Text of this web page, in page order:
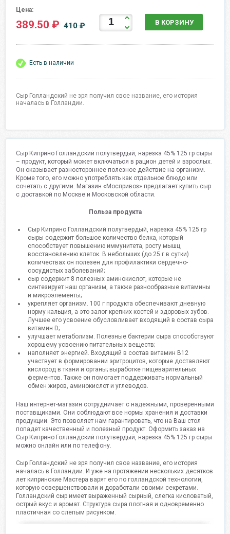
Цена:
389.50 ₽ 410 ₽ В КОРЗИНУ
Есть в наличии
Сыр Голландский не зря получил свое название, его история
началась в Голландии.
Сыр Киприно Голландский полутвердый, нарезка 45% 125 гр сыры
– продукт, который может включаться в рацион детей и взрослых.
Он оказывает разностороннее полезное действие на организм.
Кроме того, его можно употреблять как отдельное блюдо или
сочетать с другими. Магазин «Моспривоз» предлагает купить сыр
с доставкой по Москве и Московской области.
Польза продукта
Сыр Киприно Голландский полутвердый, нарезка 45% 125 гр
сыры содержит большое количество белка, который
способствует повышению иммунитета, росту мышц,
восстановлению клеток. В небольших (до 25 г в сутки)
количествах он полезен для профилактики сердечно-
сосудистых заболеваний;
сыр содержит 8 полезных аминокислот, которые не
синтезирует наш организм, а также разнообразные витамины
и микроэлементы;
укрепляет организм. 100 г продукта обеспечивают дневную
норму кальция, а это залог крепких костей и здоровых зубов.
Лучшее его усвоение обусловливает входящий в состав сыра
витамин D;
улучшает метаболизм. Полезные бактерии сыра способствуют
хорошему усвоению питательных веществ;
наполняет энергией. Входящий в состав витамин B12
участвует в формировании эритроцитов, которые доставляют
кислород в ткани и органы; выработке пищеварительных
ферментов. Также он помогает поддерживать нормальный
обмен жиров, аминокислот и углеводов.
Наш интернет-магазин сотрудничает с надежными, проверенными
поставщиками. Они соблюдают все нормы хранения и доставки
продукции. Это позволяет нам гарантировать, что на Ваш стол
попадет качественный и полезный продукт. Оформить заказ на
Сыр Киприно Голландский полутвердый, нарезка 45% 125 гр сыры
можно онлайн или по телефону.
Сыр Голландский не зря получил свое название, его история
началась в Голландии. И уже на протяжении нескольких десятков
лет кипринские Мастера варят его по голландской технологии,
которую совершенствовали и доработали своими секретами.
Голландский сыр имеет выраженный сырный, слегка кисловатый,
острый вкус и аромат. Структура сыра плотная и одновременно
пластичная со слепым рисунком.